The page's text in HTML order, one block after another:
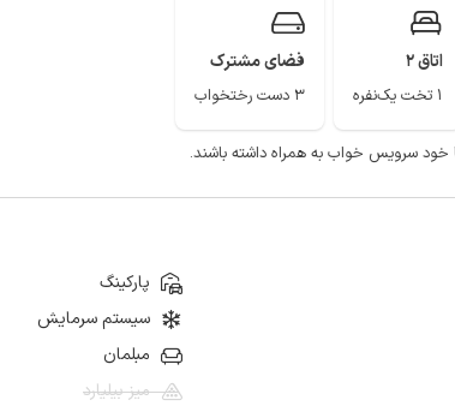
اتاق 2
1 تخت یک‌نفره
فضای مشترک
3 دست رختخواب
پارکینگ
سیستم سرمایش
مبلمان
میز بیلیارد